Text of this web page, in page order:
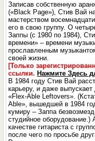
Записав собственную
(«Black Page»), Стив Вай
мастерством
его в свою группу. О
Заппы (с 1980 по 1984),
времени» – времени
прославленным
своей жизни.
[Только
ссылки. Нажмите Здесь
В 1984 году Стив Вай
карьеру, и даже
«Flex-Able Leftovers».
Able», вышедшей в 1984
кумиру – Заппа
студийное оборудование.)
качестве гитариста с
после чего по просьбе